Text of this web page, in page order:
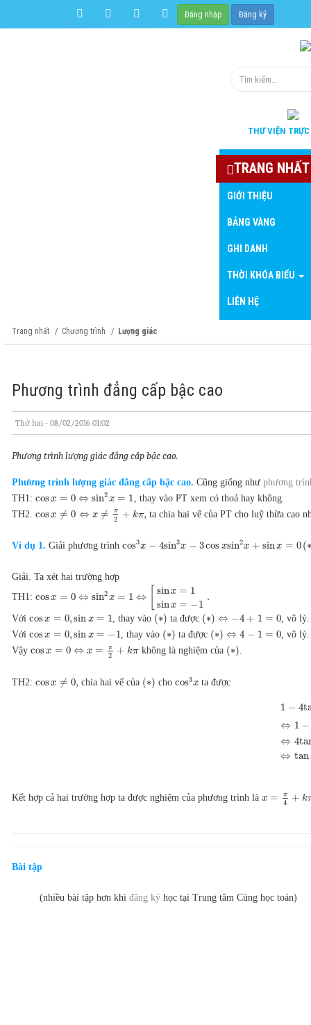
Đăng nhập Đăng ký
THƯ VIỆN
TRANG NHẤT
GIỚI THIỆU
BẢNG VÀNG
GHI DANH
THỜI KHÓA BIỂU
LIÊN HỆ
Trang nhất Chương trình Lượng giác
Phương trình đẳng cấp bậc cao
Thứ hai - 08/02/2016 01:02
Phương trình lượng giác đẳng cấp bậc cao.
Phương trình lượng giác đẳng cấp bậc cao. Cũng giống như phương
TH1: cosx = 0 ⇔ sin2x = 1 , thay vào PT xem có thoả hay không.
TH2. cosx ≠ 0 ⇔ x ≠ π
2 + kπ, ta chia hai vế của PT cho luỹ thừa cao
Ví dụ 1. Giải phương trình cos3x − 4sin3x − 3cos xsin2x + sinx = 0(
Giải. Ta xét hai trường hợp
TH1: cosx = 0 ⇔ sin2x = 1 ⇔
sinx = 1
sinx = −1
.
Với cosx = 0,sin x = 1, thay vào (∗) ta được (∗) ⇔ −4 + 1 = 0, vô lý.
Với cosx = 0,sin x = −1, thay vào (∗) ta được (∗) ⇔ 4 − 1 = 0, vô lý.
Vậy cosx = 0 ⇔ x = π
2 + kπkhông là nghiệm của (∗).
TH2: cosx ≠ 0, chia hai vế của (∗) chocos3x ta được
1 − 4
⇔ 1 −
⇔ 4
⇔ tan
Kết hợp cả hai trường hợp ta được nghiệm của phương trình là x = π
4 + k
Bài tập
(nhiều bài tập hơn khi đăng ký học tại Trung tâm Cùng học toán)